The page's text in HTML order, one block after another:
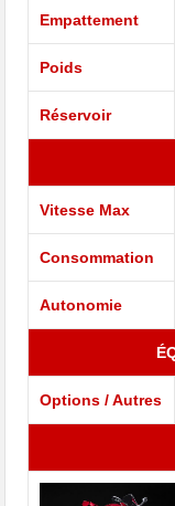
Empattement
Poids
Réservoir
Vitesse Max
Consommation
Autonomie
Options / Autres